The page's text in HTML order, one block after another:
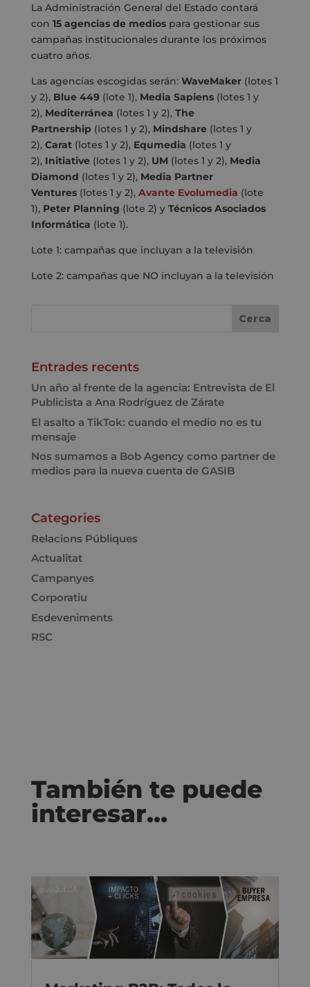
La Administración General del Estado contará
con 15 agencias de mediospara gestionar sus
campañas institucionales durante los próximos
cuatro años.
Las agencias escogidas serán: WaveMaker(lotes 1
y 2),Blue 449(lote 1), Media Sapiens(lotes 1 y
2), Mediterránea (lotes 1 y 2), The
Partnership (lotes 1 y 2), Mindshare(lotes 1 y
2), Carat(lotes 1 y 2), Equmedia (lotes 1 y
2), Initiative(lotes 1 y 2), UM (lotes 1 y 2), Media
Diamond (lotes 1 y 2), Media Partner
Ventures(lotes 1 y 2), Avante Evolumedia (lote
1), Peter Planning (lote 2) y Técnicos Asociados
Informática (lote 1).
Lote 1: campañas que incluyan a la televisión
Lote 2: campañas que NO incluyan a la televisión
Entrades recents
Un año al frente de la agencia: Entrevista de El
Publicista a Ana Rodríguez de Zárate
El asalto a TikTok: cuando el medio no es tu
mensaje
Nos sumamos a Bob Agency como partner de
medios para la nueva cuenta de GASIB
Categories
Relacions Públiques
Actualitat
Campanyes
Corporatiu
Esdeveniments
RSC
También te puede
interesar…